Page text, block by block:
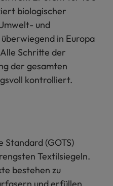
biologischer
und
in Europa
Schritte der
der gesamten
kontrolliert.
Standard (GOTS)
Textilsiegeln.
bestehen zu